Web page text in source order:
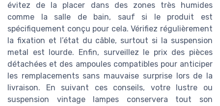
évitez de la placer dans des zones très humides
comme la salle de bain, sauf si le produit est
spécifiquement conçu pour cela. Vérifiez régulièrement
la fixation et l’état du câble, surtout si la suspension
metal est lourde. Enfin, surveillez le prix des pièces
détachées et des ampoules compatibles pour anticiper
les remplacements sans mauvaise surprise lors de la
livraison. En suivant ces conseils, votre lustre ou
suspension vintage lampes conservera tout son